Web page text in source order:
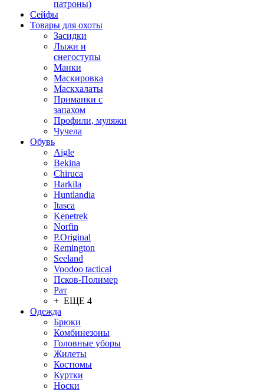
патроны)
Сейфы
Товары для охоты
Засидки
Лыжи и
снегоступы
Манки
Маскировка
Маскхалаты
Приманки с
запахом
Профили, муляжи
Чучела
Обувь
Aigle
Bekina
Chiruсa
Harkila
Huntlandia
Itasca
Kenetrek
Norfin
P.Original
Remington
Seeland
Voodoo tactical
Псков-Полимер
Рат
+ ЕЩЕ 4
Одежда
Брюки
Комбинезоны
Головные уборы
Жилеты
Костюмы
Куртки
Носки